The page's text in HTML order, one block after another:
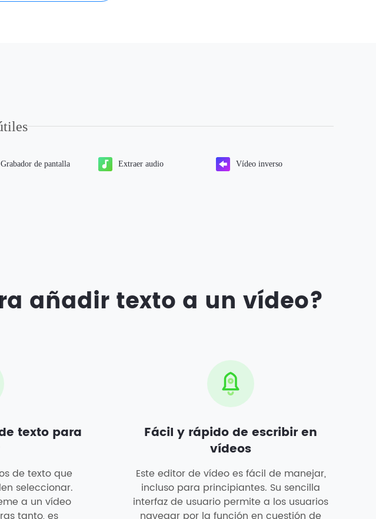
Grabador de pantalla Extraer audio Vídeo inverso
añadir texto a un vídeo?
texto para
de texto que
seleccionar.
a un vídeo
tanto, es
Fácil y rápido de escribir en
vídeos
Este editor de vídeo es fácil de manejar,
incluso para principiantes. Su sencilla
interfaz de usuario permite a los usuarios
navegar por la función en cuestión de